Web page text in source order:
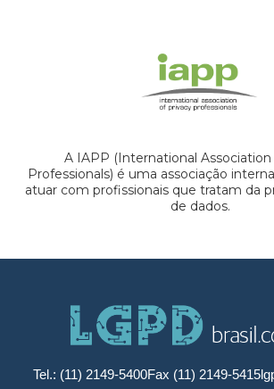
A IAPP (International
Professionals) é uma associação
atuar com profissionais que tratam da
de dados.
Tel.: (11) 2149-5400Fax (11) 2149-5415